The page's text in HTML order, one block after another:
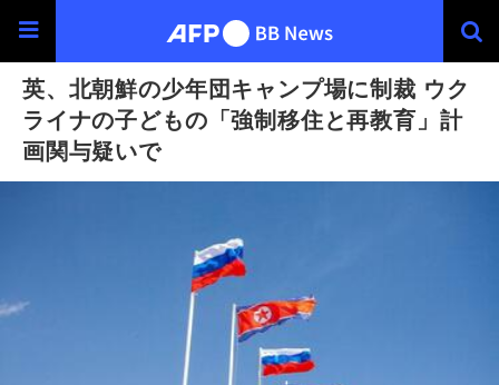
英、北朝鮮の少年団キャンプ場に制裁 ウク
ライナの子どもの「強制移住と再教育」計
画関与疑いで